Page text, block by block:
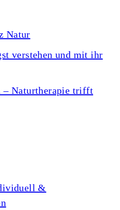
Natur
verstehen und mit ihr
– Naturtherapie trifft
&